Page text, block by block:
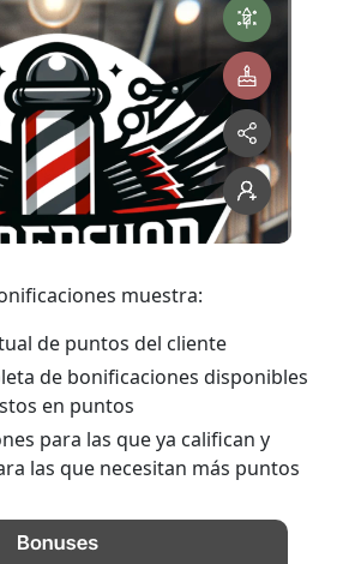
muestra:
de puntos del cliente
de bonificaciones disponibles
en puntos
para las que ya califican y
las que necesitan más puntos